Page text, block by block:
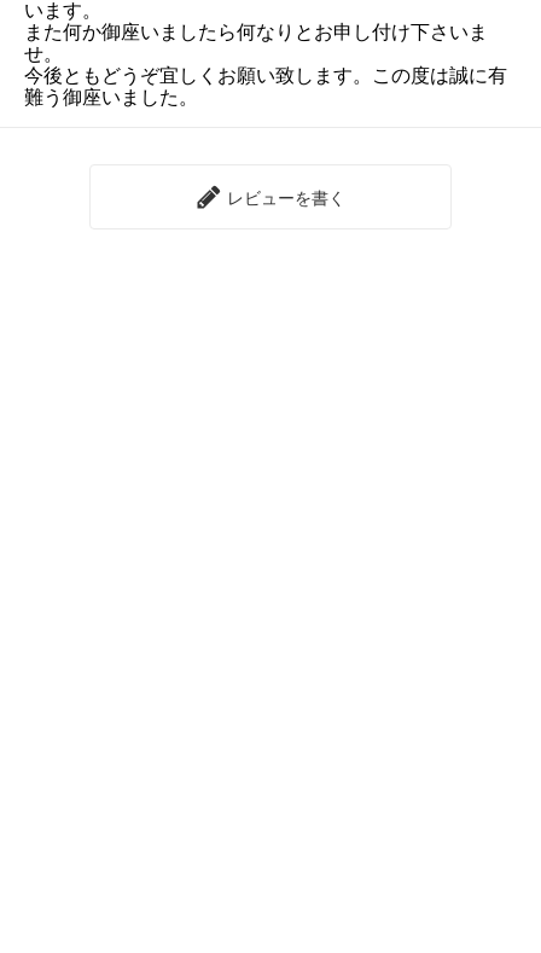
います。
また何か御座いましたら何なりとお申し付け下さいま
せ。
今後ともどうぞ宜しくお願い致します。この度は誠に有
難う御座いました。
レビューを書く